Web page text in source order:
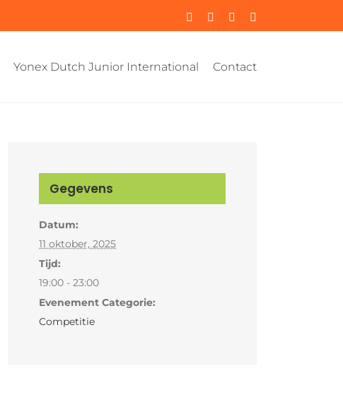
InstagramFacebookYouTube
Yonex Dutch Junior International Contact
Gegevens
Datum:
11 oktober, 2025
Tijd:
19:00 - 23:00
Evenement Categorie:
Competitie